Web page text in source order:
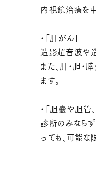
内視鏡治療を
・「肝がん」
造影超音波や
また、肝・胆
ます。
・「胆嚢や胆管
診断のみなら
っても、可能